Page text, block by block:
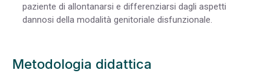
paziente di allontanarsi e differenziarsi dagli aspetti
dannosi della modalità genitoriale disfunzionale.
Metodologia didattica